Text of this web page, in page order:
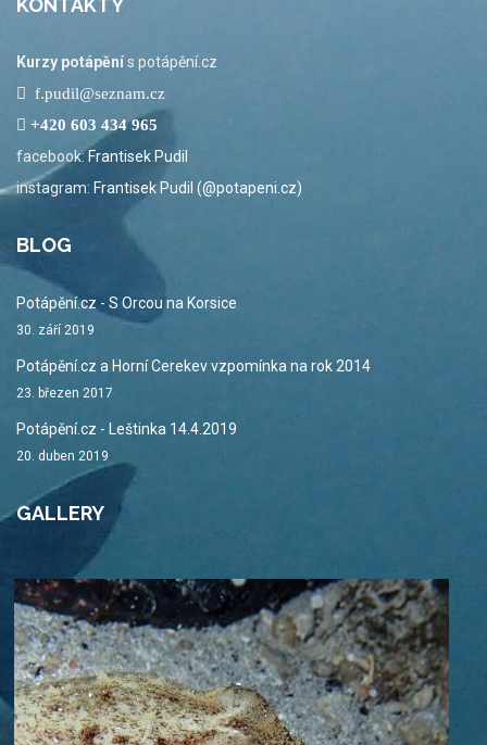
KONTAKTY
Kurzy potápěnís potápění.cz
f.pudil@seznam.cz
+420 603 434 965
facebook: Frantisek Pudil
instagram: Frantisek Pudil (@potapeni.cz)
BLOG
Potápění.cz - S Orcou na Korsice
30. září 2019
Potápění.cz a Horní Cerekev vzpomínka na rok 2014
23. březen 2017
Potápění.cz - Leštinka 14.4.2019
20. duben 2019
GALLERY